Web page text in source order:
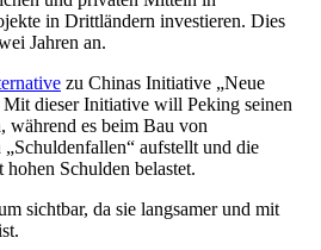
in Drittländern investieren. Dies
Jahren an.
zu Chinas Initiative „Neue
Mit dieser Initiative will Peking seinen
während es beim Bau von
aufstellt und die
Schulden belastet.
sichtbar, da sie langsamer und mit